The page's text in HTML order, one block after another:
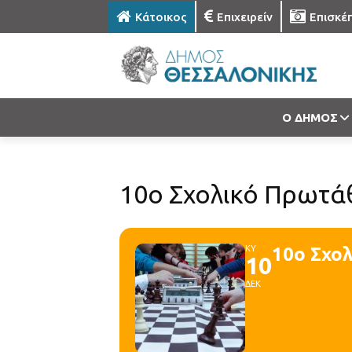
Κάτοικος Επιχειρείν
Ο ΔΗΜΟΣ
10ο Σχολικό
ΚΥ
10
ΔΕΚ
10ο